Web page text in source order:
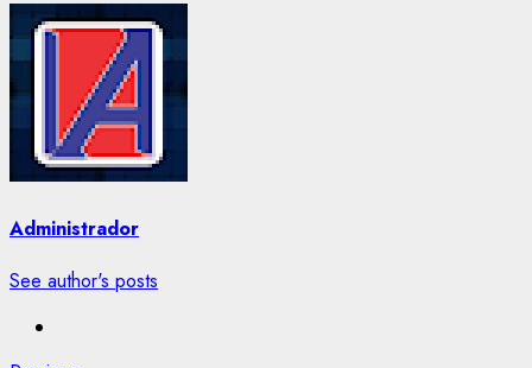
Administrador
See author's posts